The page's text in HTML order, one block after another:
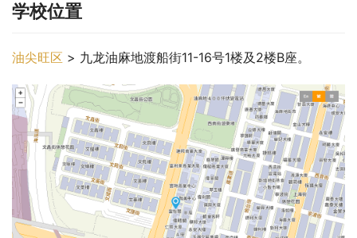
学校位置
油尖旺区 > 九龙油麻地渡船街11-16号1楼及2楼B座。